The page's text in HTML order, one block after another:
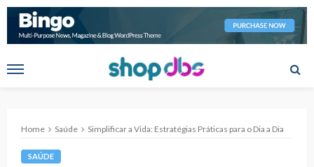
Home Saúde Simplificar a Vida: Estratégias Práticas para o Dia a Dia
SAÚDE